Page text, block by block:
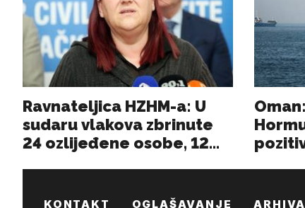
KONTAKT OGLAŠAVANJE ARHIVA